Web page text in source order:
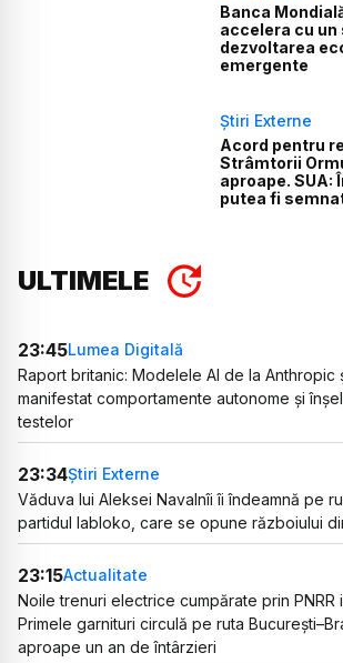
Banca
accelera cu un
dezvoltarea
emergente
Știri Externe
Acord pentru
Strâmtorii
aproape. SUA:
putea fi
ULTIMELE
23:45Lumea Digitală
Raport britanic: Modelele AI de la Anthropic
manifestat comportamente autonome și
testelor
23:34Știri Externe
Văduva lui Aleksei Navalnîi îi îndeamnă pe
partidul Iabloko, care se opune războiului
23:15Actualitate
Noile trenuri electrice cumpărate prin PNRR
Primele garnituri circulă pe ruta
aproape un an de întârzieri